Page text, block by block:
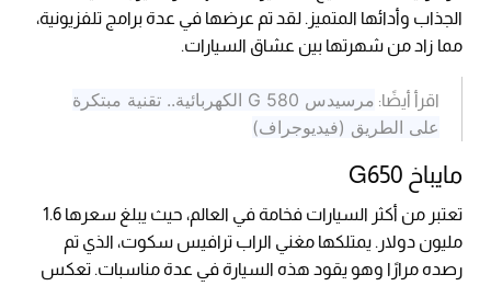
الجذاب وأدائها المتميز. لقد تم عرضها في عدة برامج تلفزيونية،
مما زاد من شهرتها بين عشاق السيارات.
اقرأ أيضًا:
مرسيدس G 580 الكهربائية.. تقنية مبتكرة
على الطريق (فيديوجراف)
مايباخ G650
تعتبر من أكثر السيارات فخامة في العالم، حيث يبلغ سعرها 1.6
مليون دولار. يمتلكها مغني الراب ترافيس سكوت، الذي تم
رصده مرارًا وهو يقود هذه السيارة في عدة مناسبات. تعكس